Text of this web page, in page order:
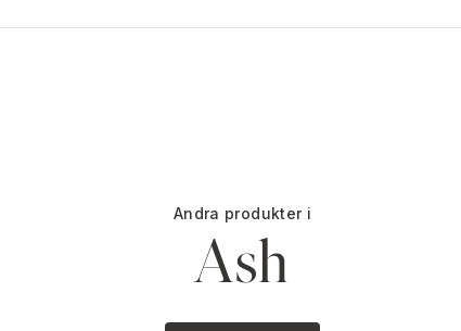
Andra produkter i
Ash